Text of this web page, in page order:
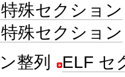
殊セクション
殊セクション
整列
ELF セ